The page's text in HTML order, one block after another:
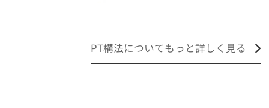
PT構法についてもっと詳しく見る